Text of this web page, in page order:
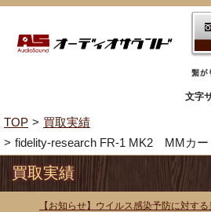
文字
TOP
買取実績
fidelity-research FR-1 MK2 MMカ
買取実績
【お知らせ】ウイルス感染予防に対す